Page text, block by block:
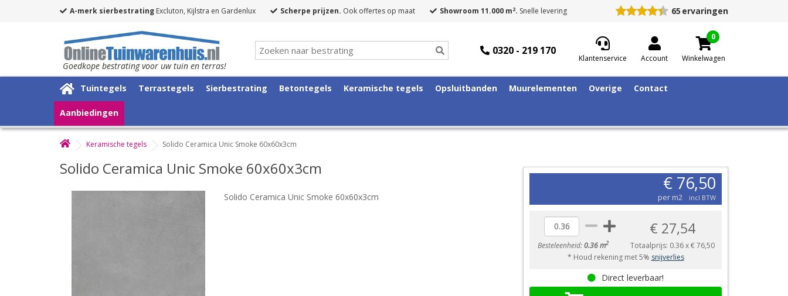
A-merk sierbestrating Excluton, Kijlstra en Gardenlux Scherpe prijzen. Ook offertes op maat Showroom 11.000 m2. Snelle levering 65 ervaringen
Goedkope bestrating voor uw tuin en terras!
0320 - 219 170
Klantenservice Account
0
Winkelwagen
Tuintegels Terrastegels Sierbestrating Betontegels Keramische tegels Opsluitbanden Muurelementen Overige Contact
Aanbiedingen
Keramische tegels Solido Ceramica Unic Smoke 60x60x3cm
Solido Ceramica Unic Smoke 60x60x3cm
Solido Ceramica Unic Smoke 60x60x3cm
€ 76,50
per m2 incl BTW
Besteleenheid:0.36 m2
€ 27,54
Totaalprijs: 0.36x€ 76,50
* Houd rekening met 5% snijverlies
Direct leverbaar!